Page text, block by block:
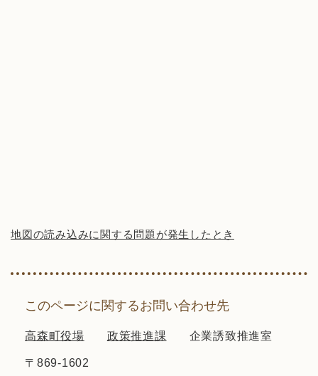
地図の読み込みに関する問題が発生したとき
このページに関するお問い合わせ先
高森町役場 政策推進課 企業誘致推進室
〒869-1602